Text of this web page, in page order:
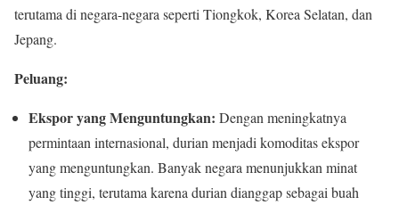
terutama di negara-negara seperti Tiongkok, Korea Selatan, dan
Jepang.
Peluang:
Ekspor yang Menguntungkan: Dengan meningkatnya
permintaan internasional, durian menjadi komoditas ekspor
yang menguntungkan. Banyak negara menunjukkan minat
yang tinggi, terutama karena durian dianggap sebagai buah